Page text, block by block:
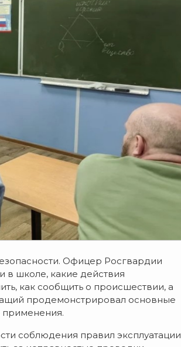
Офицер Росгвардии
в школе, какие действия
как сообщить о происшествии, а
продемонстрировал основные
применения.
соблюдения правил эксплуатации